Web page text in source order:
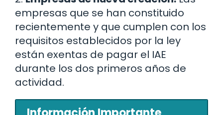
empresas que se han constituido
recientemente y que cumplen con los
requisitos establecidos por la ley
están exentas de pagar el IAE
durante los dos primeros años de
actividad.